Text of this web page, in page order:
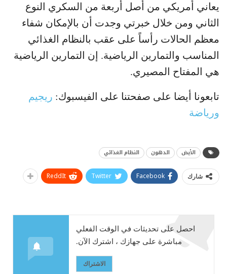
يعاني أمريكي من أصل أربعة من السكري النوع
الثاني ومن خلال خبرتي وجدت أن بالإمكان شفاء
معظم الحالات رأساً على عقب بالنظام الغذائي
المناسب والتمارين الرياضية. إن التمارين الرياضية
هي المفتاح المصيري.
تابعونا أيضا على صفحتنا على الفيسبوك: ريجيم
ورياضة
الأيض الدهون النظام الغذائي
شارك Facebook
Twitter
ReddIt
احصل على تحديثات في الوقت الفعلي
مباشرة على جهازك ، اشترك الآن.
الاشتراك